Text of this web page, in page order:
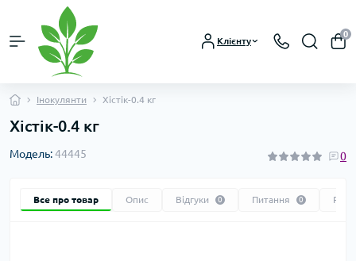
Клієнту
0
Інокулянти Хістік-0.4 кг
Хістік-0.4 кг
Модель:44445 0
Все про товар Опис Відгуки 0 Питання 0